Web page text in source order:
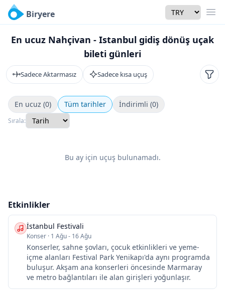
Biryere Currency
En ucuz Nahçivan - Istanbul gidiş dönüş uçak
bileti günleri
Sadece Aktarmasız Sadece kısa uçuş
En ucuz (0) Tüm tarihler İndirimli (0)
Sırala:
Bu ay için uçuş bulunamadı.
Etkinlikler
İstanbul Festivali
Konser · 1 Ağu - 16 Ağu
Konserler, sahne şovları, çocuk etkinlikleri ve yeme-
içme alanları Festival Park Yenikapı'da aynı programda
buluşur. Akşam ana konserleri öncesinde Marmaray
ve metro bağlantıları ile alan girişleri yoğunlaşır.